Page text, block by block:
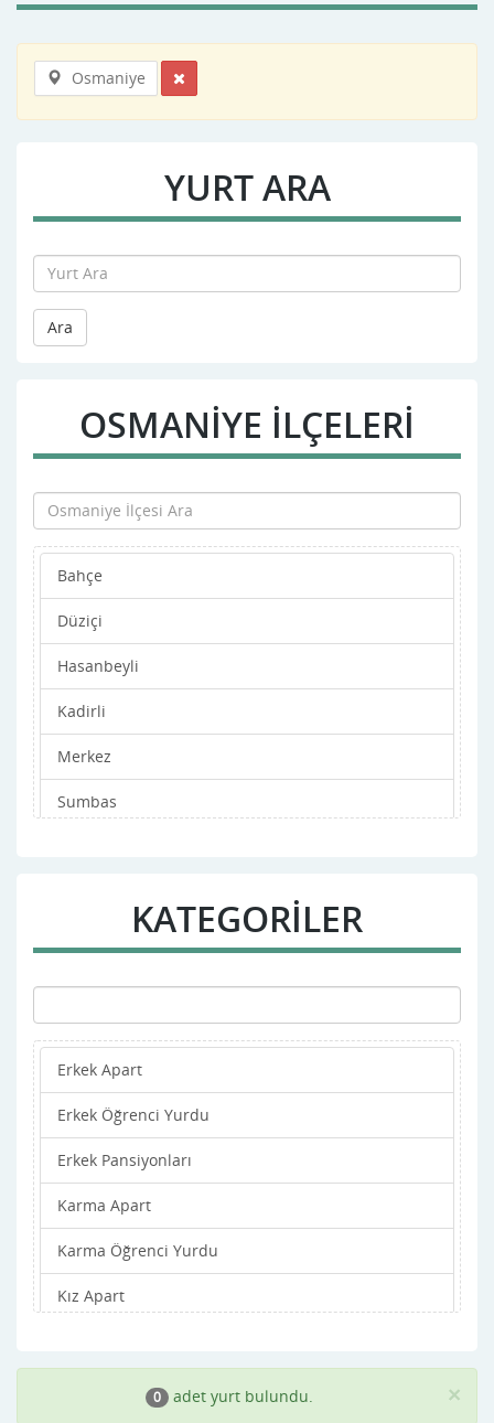
Osmaniye
YURT ARA
Ara
OSMANIYE İLÇELERİ
Bahçe
Düziçi
Hasanbeyli
Kadirli
Merkez
Sumbas
KATEGORİLER
Erkek Apart
Erkek Öğrenci Yurdu
Erkek Pansiyonları
Karma Apart
Karma Öğrenci Yurdu
Kız Apart
Kız Pansiyonları ×
0 adet yurt bulundu.